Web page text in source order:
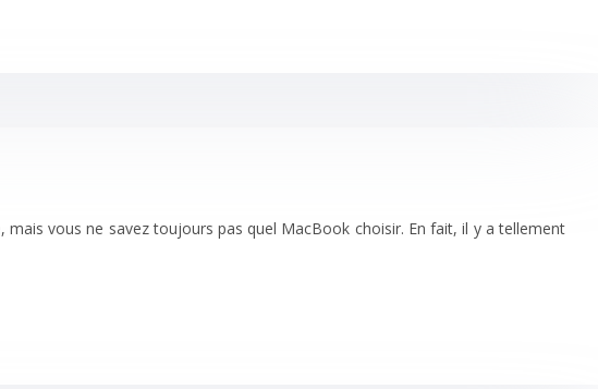
vous ne savez toujours pas quel MacBook choisir. En fait, il y a tellement